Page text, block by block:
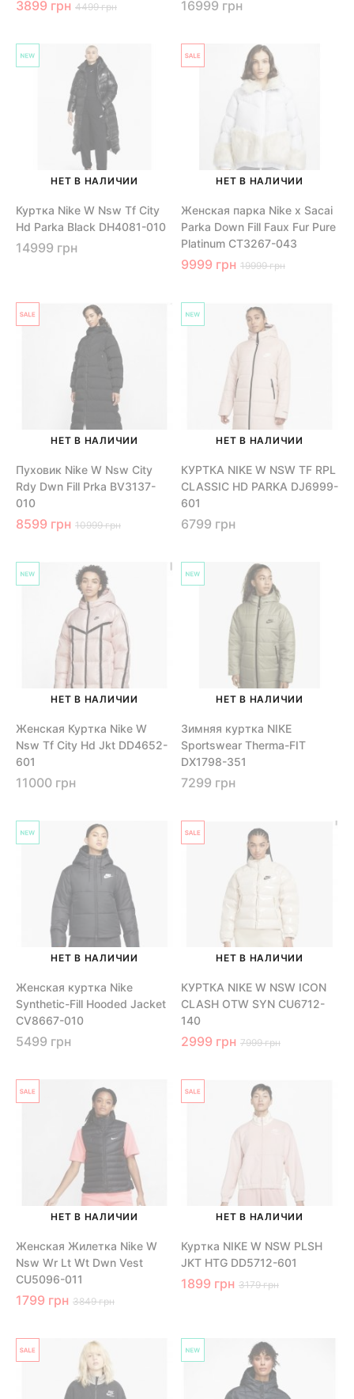
3899 грн 4499 грн 16999 грн
НЕТ В НАЛИЧИИ
Куртка Nike W Nsw Tf City
Hd Parka Black DH4081-010
14999 грн
НЕТ В НАЛИЧИИ
Женская парка Nike x Sacai
Parka Down Fill Faux Fur Pure
Platinum CT3267-043
9999 грн 19999 грн
НЕТ В НАЛИЧИИ
Пуховик Nike W Nsw City
Rdy Dwn Fill Prka BV3137-
010
8599 грн 10999 грн
НЕТ В НАЛИЧИИ
КУРТКА NIKE W NSW TF RPL
CLASSIC HD PARKA DJ6999-
601
6799 грн
НЕТ В НАЛИЧИИ
Женская Куртка Nike W
Nsw Tf City Hd Jkt DD4652-
601
11000 грн
НЕТ В НАЛИЧИИ
Зимняя куртка NIKE
Sportswear Therma-FIT
DX1798-351
7299 грн
НЕТ В НАЛИЧИИ
Женская куртка Nike
Synthetic-Fill Hooded Jacket
CV8667-010
5499 грн
НЕТ В НАЛИЧИИ
КУРТКА NIKE W NSW ICON
CLASH OTW SYN CU6712-
140
2999 грн 7999 грн
НЕТ В НАЛИЧИИ
Женская Жилетка Nike W
Nsw Wr Lt Wt Dwn Vest
CU5096-011
1799 грн 3849 грн
НЕТ В НАЛИЧИИ
Куртка NIKE W NSW PLSH
JKT HTG DD5712-601
1899 грн 3179 грн